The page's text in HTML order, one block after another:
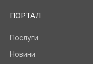
ПОРТАЛ
Послуги
Новини